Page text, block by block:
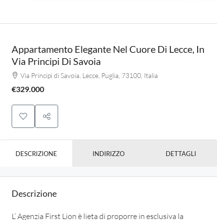
Appartamento Elegante Nel Cuore Di Lecce, In
Via Principi Di Savoia
Via Principi di Savoia, Lecce, Puglia, 73100, Italia
€329.000
DESCRIZIONE INDIRIZZO DETTAGLI
Descrizione
L’ Agenzia First Lion è lieta di proporre in esclusiva la